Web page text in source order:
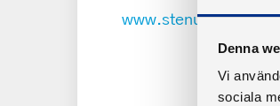
Denna
Vi
sociala